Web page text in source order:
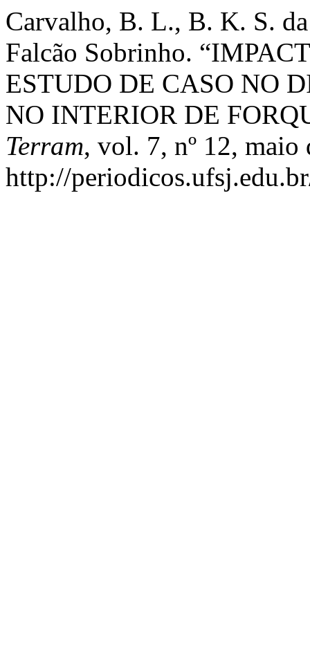
Carvalho, B. L., B. K. S.
Falcão Sobrinho.
ESTUDO DE CASO NO
NO INTERIOR DE
Terram, vol. 7, nº 12,
http://